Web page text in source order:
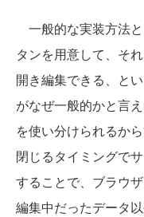
一般的な実装方法
タンを用意して、そ
開き編集できる、と
がなぜ一般的かと言
を使い分けられるか
閉じるタイミングで
することで、ブラウ
編集中だったデータ